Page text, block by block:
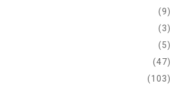
(9)
(3)
(5)
(47)
(103)